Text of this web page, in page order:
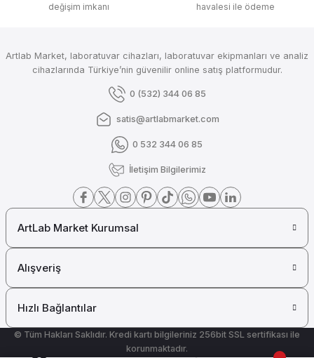
değişim imkanı
havalesi ile ödeme
Artlab Market, laboratuvar cihazları, laboratuvar ekipmanları ve analiz
cihazlarında Türkiye’nin güvenilir online satış platformudur.
0 (532) 344 06 85
satis@artlabmarket.com
0 532 344 06 85
İletişim Bilgilerimiz
ArtLab Market Kurumsal
Alışveriş
Hızlı Bağlantılar
© Tüm Hakları Saklıdır. Kredi kartı bilgileriniz 256bit SSL sertifikası ile
korunmaktadır.